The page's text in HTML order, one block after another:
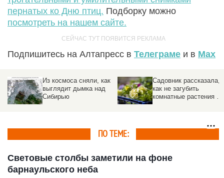
пернатых ко Дню птиц. Подборку можно
посмотреть на нашем сайте.
Подпишитесь на Алтапресс в Телеграме и в Max
Из космоса сняли, как
выглядит дымка над
Сибирью
Садовник рассказала,
как не загубить
комнатные растения во
ПО ТЕМЕ:
Световые столбы заметили на фоне
барнаульского неба